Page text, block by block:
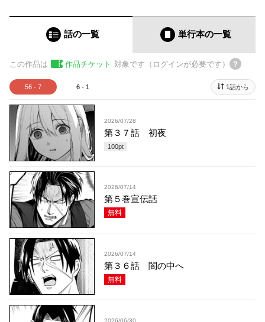
話の一覧 単行本の一覧
この作品は 作品チケット 対象です（ログインが必要です）
56 - 7 6 - 1 1話から
2026/07/28
第３７話 初夜
100pt
2026/07/14
第５巻宣伝話
無料
2026/07/14
第３６話 闇の中へ
無料
2026/06/30